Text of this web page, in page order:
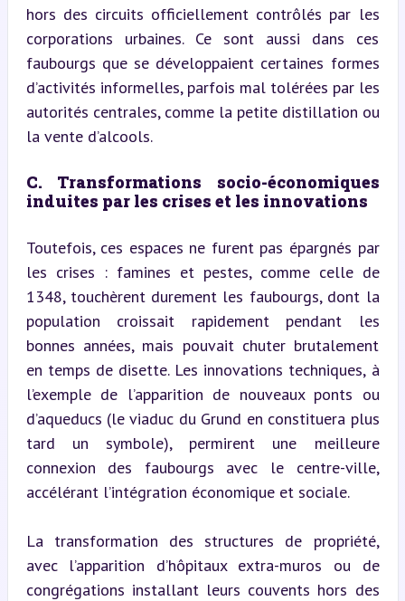
hors des circuits officiellement contrôlés par les
corporations urbaines. Ce sont aussi dans ces
faubourgs que se développaient certaines formes
d’activités informelles, parfois mal tolérées par les
autorités centrales, comme la petite distillation ou
la vente d’alcools.
C. Transformations socio-économiques
induites par les crises et les innovations
Toutefois, ces espaces ne furent pas épargnés par
les crises : famines et pestes, comme celle de
1348, touchèrent durement les faubourgs, dont la
population croissait rapidement pendant les
bonnes années, mais pouvait chuter brutalement
en temps de disette. Les innovations techniques, à
l’exemple de l’apparition de nouveaux ponts ou
d’aqueducs (le viaduc du Grund en constituera plus
tard un symbole), permirent une meilleure
connexion des faubourgs avec le centre-ville,
accélérant l’intégration économique et sociale.
La transformation des structures de propriété,
avec l’apparition d’hôpitaux extra-muros ou de
congrégations installant leurs couvents hors des